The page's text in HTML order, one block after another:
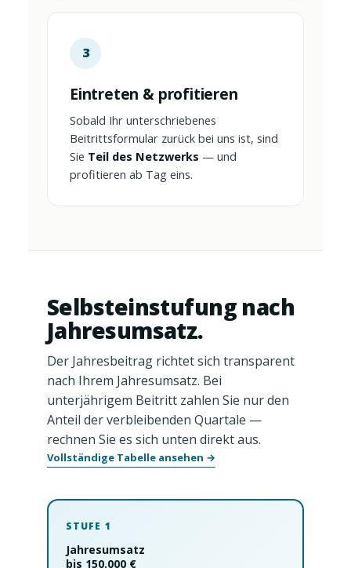
3
Eintreten & profitieren
Sobald Ihr unterschriebenes
Beitrittsformular zurück bei uns ist, sind
Sie Teil des Netzwerks — und
profitieren ab Tag eins.
Selbsteinstufung nach
Jahresumsatz.
Der Jahresbeitrag richtet sich transparent
nach Ihrem Jahresumsatz. Bei
unterjährigem Beitritt zahlen Sie nur den
Anteil der verbleibenden Quartale —
rechnen Sie es sich unten direkt aus.
Vollständige Tabelle ansehen →
STUFE 1
Jahresumsatz
bis 150.000 €